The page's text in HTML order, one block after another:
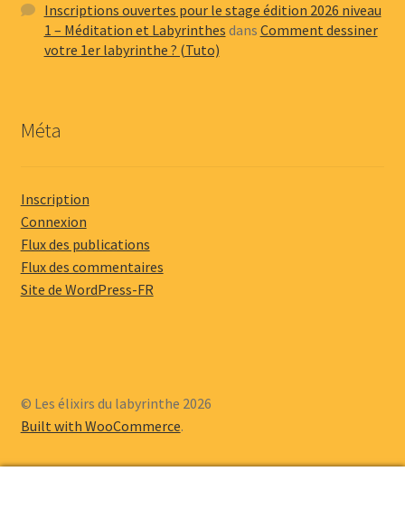
Inscriptions ouvertes pour le stage édition 2026 niveau
1 – Méditation et Labyrinthes dans Comment dessiner
votre 1er labyrinthe ? (Tuto)
Méta
Inscription
Connexion
Flux des publications
Flux des commentaires
Site de WordPress-FR
© Les élixirs du labyrinthe 2026
Built with WooCommerce.